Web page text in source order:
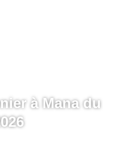
à Mana du